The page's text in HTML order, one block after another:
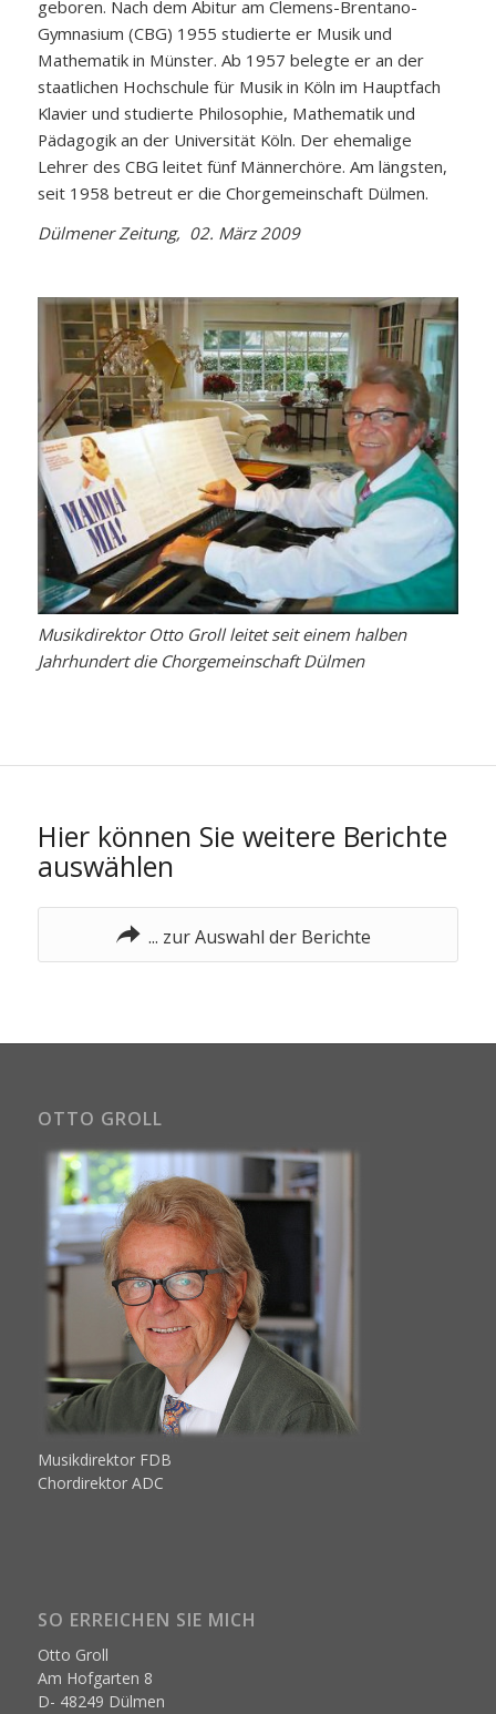
geboren. Nach dem Abitur am Clemens-Brentano-
Gymnasium (CBG) 1955 studierte er Musik und
Mathematik in Münster. Ab 1957 belegte er an der
staatlichen Hochschule für Musik in Köln im Hauptfach
Klavier und studierte Philosophie, Mathematik und
Pädagogik an der Universität Köln. Der ehemalige
Lehrer des CBG leitet fünf Männerchöre. Am längsten,
seit 1958 betreut er die Chorgemeinschaft Dülmen.
Dülmener Zeitung, 02. März 2009
Musikdirektor Otto Groll leitet seit einem halben
Jahrhundert die Chorgemeinschaft Dülmen
Hier können Sie weitere Berichte
auswählen
... zur Auswahl der Berichte
OTTO GROLL
Musikdirektor FDB
Chordirektor ADC
SO ERREICHEN SIE MICH
Otto Groll
Am Hofgarten 8
D- 48249 Dülmen